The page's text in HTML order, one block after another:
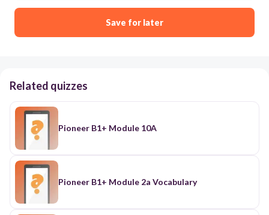
Save for later
Related quizzes
Pioneer B1+ Module 10A
Pioneer B1+ Module 2a Vocabulary